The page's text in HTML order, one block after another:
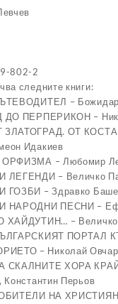
802-2
следните книги:
–
ДО ПЕРПЕРИКОН –
ЗЛАТОГРАД. ОТ
Идакиев
– Любомир
ЛЕГЕНДИ – Величко
ГОЗБИ – Здравко
НАРОДНИ ПЕСНИ –
– Величко
ПОРТАЛ
– Николай
СКАЛНИТЕ ХОРА
Константин Перьов
НА